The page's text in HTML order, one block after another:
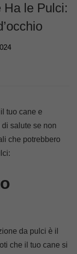
le Pulci:
tuo cane e
salute se non
che potrebbero
da pulci è il
che il tuo cane si